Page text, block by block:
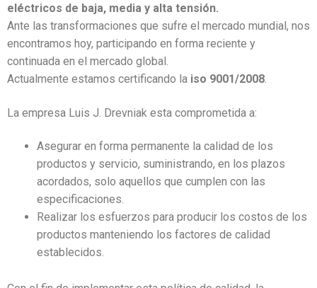
eléctricos de baja, media y alta tensión.
Ante las transformaciones que sufre el mercado mundial, nos
encontramos hoy, participando en forma reciente y
continuada en el mercado global.
Actualmente estamos certificando la iso 9001/2008.
La empresa Luis J. Drevniak esta comprometida a:
Asegurar en forma permanente la calidad de los
productos y servicio, suministrando, en los plazos
acordados, solo aquellos que cumplen con las
especificaciones.
Realizar los esfuerzos para producir los costos de los
productos manteniendo los factores de calidad
establecidos.